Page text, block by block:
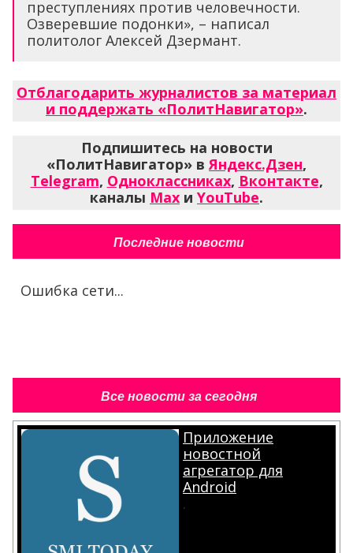
преступлениях против человечности.
Озверевшие подонки», – написал
политолог Алексей Дзермант.
Отблагодарить журналистов за материал
и поддержать «ПолитНавигатор».
Подпишитесь на новости
«ПолитНавигатор» вЯндекс.Дзен,
Telegram, Одноклассниках, Вконтакте,
каналы Max и YouTube.
Последние новости
Ошибка сети...
Все новости за сегодня
Приложение
новостной
агрегатор для
Android
.